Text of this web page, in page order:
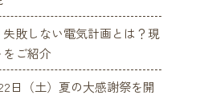
敗しない電気計画とは？現
ご紹介
日（土）夏の大感謝祭を開